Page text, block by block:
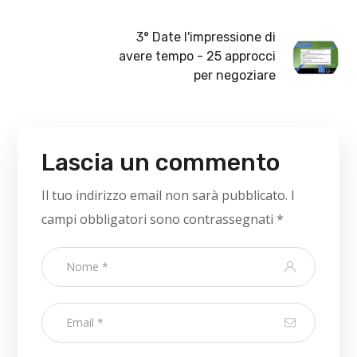
3° Date l'impressione di
avere tempo - 25 approcci
per negoziare
Lascia un commento
Il tuo indirizzo email non sarà pubblicato. I
campi obbligatori sono contrassegnati*